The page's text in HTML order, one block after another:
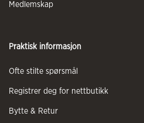
Medlemskap
Praktisk informasjon
Ofte stilte spørsmål
Registrer deg for nettbutikk
Bytte & Retur